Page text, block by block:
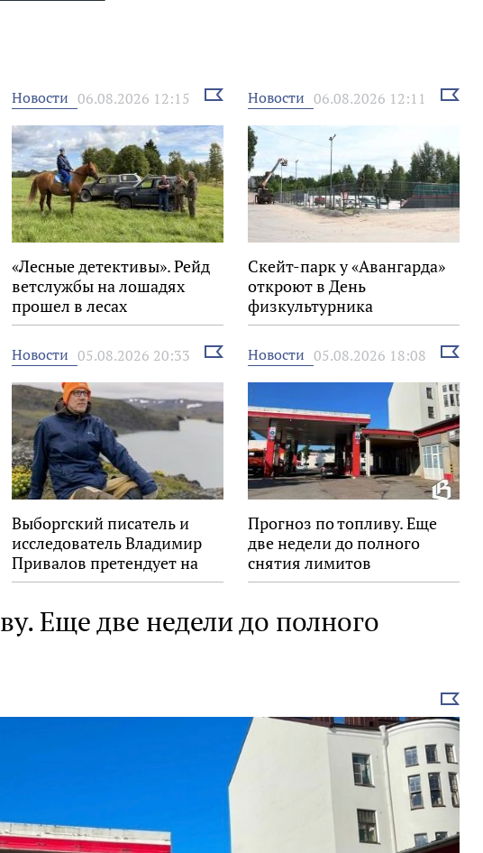
Новости 06.08.2026 12:15
Выбрать
новость
«Лесные детективы». Рейд
ветслужбы на лошадях
прошел в лесах
Выборгского района
Новости 06.08.2026 12:11
Выбрать
Скейт-парк у «Авангарда»
откроют в День
физкультурника
Новости 05.08.2026 20:33
Выбрать
новость
Выборгский писатель и
исследователь Владимир
Привалов претендует на
награду «Знание.Премия»
Новости 05.08.2026 18:08
Выбрать
Прогноз по топливу. Еще
две недели до полного
снятия лимитов
Еще две недели до полного
Выбрать
новость